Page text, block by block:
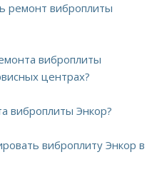
ремонт виброплиты
виброплиты
центрах?
виброплиты Энкор?
виброплиту Энкор в